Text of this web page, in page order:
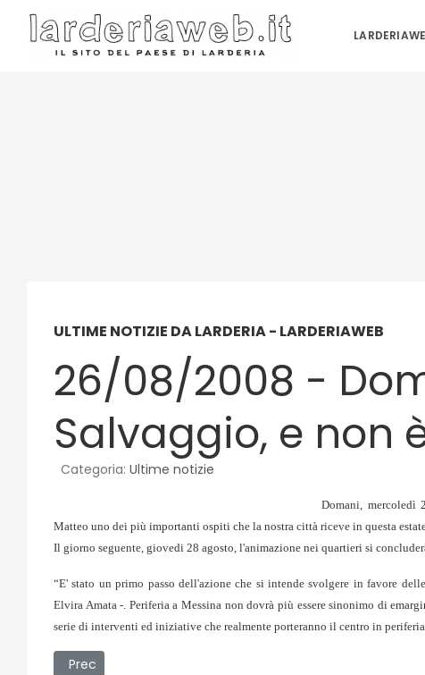
ULTIME NOTIZIE DA LARDERIA - LARDERIAWEB
26/08/2008 -
Salvaggio, e non
Categoria: Ultime notizie
Domani, mercoledì
Matteo uno dei più importanti ospiti che la nostra città riceve in questa
Il giorno seguente, giovedi 28 agosto, l'animazione nei quartieri si
“E' stato un primo passo dell'azione che si intende svolgere in favore
Elvira Amata -. Periferia a Messina non dovrà più essere sinonimo di
serie di interventi ed iniziative che realmente porteranno il centro in
Articolo precedente: 26/08/2008 - Domenico Rinaldi,
Prec